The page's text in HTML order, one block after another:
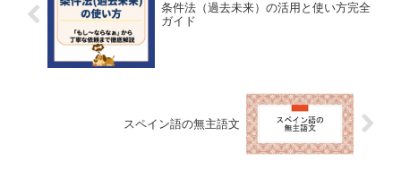
条件法（過去未来）の活用と使い方完全
ガイド
スペイン語の無主語文